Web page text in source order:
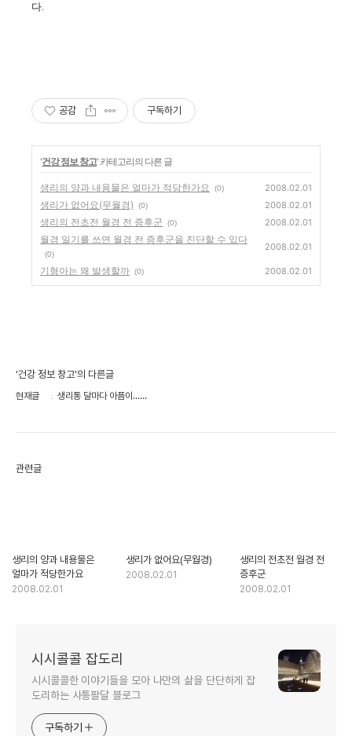
다.
공감 구독하기
'건강 정보 창고' 카테고리의 다른 글
생리의 양과 내용물은 얼마가 적당한가요 (0) 2008.02.01
생리가 없어요(무월경) (0) 2008.02.01
생리의 전초전 월경 전 증후군 (0) 2008.02.01
월경 일기를 쓰면 월경 전 증후군을 진단할 수 있다
(0)
2008.02.01
기형아는 왜 발생할까 (0) 2008.02.01
'건강 정보 창고'의 다른글
현재글 생리통 달마다 아픔이......
관련글
생리의 양과 내용물은
얼마가 적당한가요
2008.02.01
생리가 없어요(무월경)
2008.02.01
생리의 전초전 월경 전
증후군
2008.02.01
시시콜콜 잡도리
시시콜콜한 이야기들을 모아 나만의 삶을 단단하게 잡
도리하는 사통팔달 블로그
구독하기